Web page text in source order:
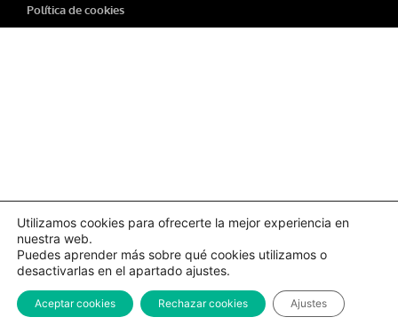
Política de cookies
Utilizamos cookies para ofrecerte la mejor experiencia en
nuestra web.
Puedes aprender más sobre qué cookies utilizamos o
desactivarlas en el apartado ajustes.
Aceptar cookies Rechazar cookies Ajustes